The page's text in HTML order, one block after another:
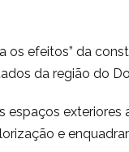
os efeitos” da
da região do
espaços exteriores
e